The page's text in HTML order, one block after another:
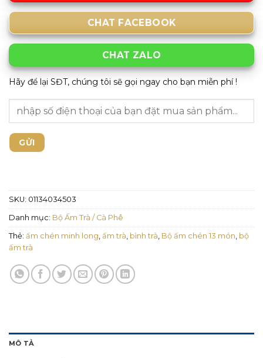
CHAT FACEBOOK
CHAT ZALO
Hãy để lại SĐT, chúng tôi sẽ gọi ngay cho bạn miễn phí !
SKU: 01134034503
Danh mục: Bộ Ấm Trà / Cà Phê
Thẻ: ấm chén minh long ấm trà bình trà Bộ ấm chén 13 món bộ
ấm trà
MÔ TẢ